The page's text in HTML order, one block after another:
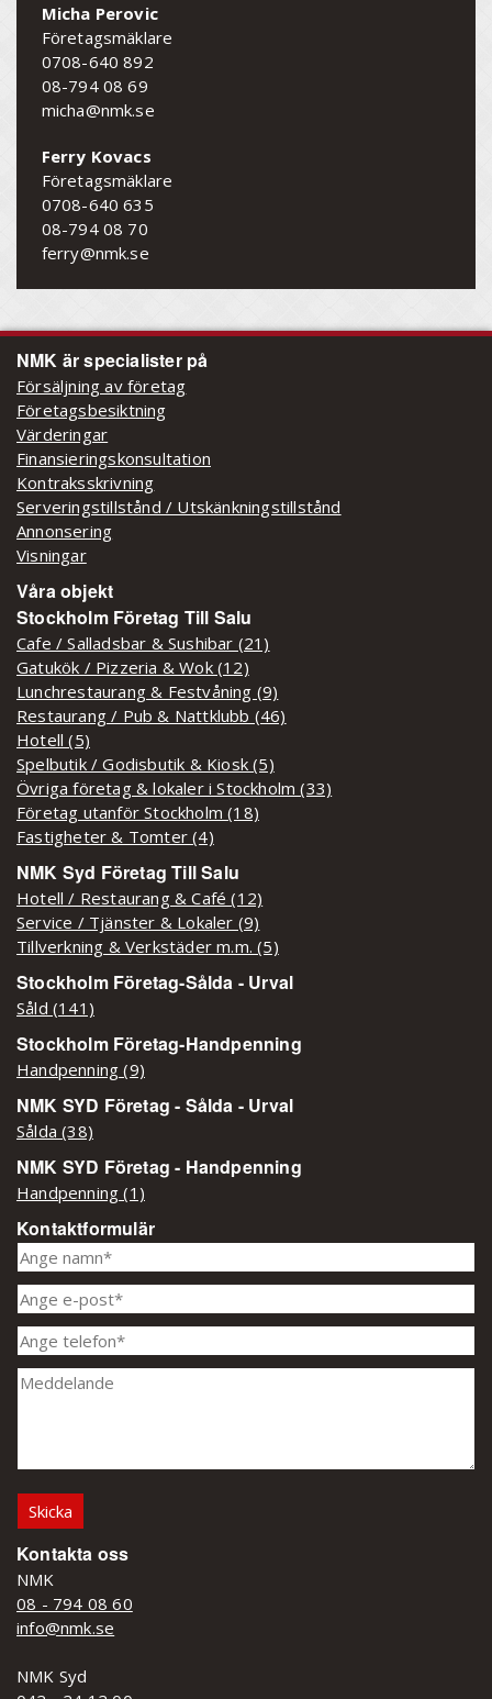
Micha Perovic
Företagsmäklare
0708-640 892
08-794 08 69
micha@nmk.se
Ferry Kovacs
Företagsmäklare
0708-640 635
08-794 08 70
ferry@nmk.se
NMK är specialister på
Försäljning av företag
Företagsbesiktning
Värderingar
Finansieringskonsultation
Kontraksskrivning
Serveringstillstånd / Utskänkningstillstånd
Annonsering
Visningar
Våra objekt
Stockholm Företag Till Salu
Cafe / Salladsbar & Sushibar (21)
Gatukök / Pizzeria & Wok (12)
Lunchrestaurang & Festvåning (9)
Restaurang / Pub & Nattklubb (46)
Hotell (5)
Spelbutik / Godisbutik & Kiosk (5)
Övriga företag & lokaler i Stockholm (33)
Företag utanför Stockholm (18)
Fastigheter & Tomter (4)
NMK Syd Företag Till Salu
Hotell / Restaurang & Café (12)
Service / Tjänster & Lokaler (9)
Tillverkning & Verkstäder m.m. (5)
Stockholm Företag-Sålda - Urval
Såld (141)
Stockholm Företag-Handpenning
Handpenning (9)
NMK SYD Företag - Sålda - Urval
Sålda (38)
NMK SYD Företag - Handpenning
Handpenning (1)
Kontaktformulär
Kontakta oss
NMK
08 - 794 08 60
info@nmk.se
NMK Syd